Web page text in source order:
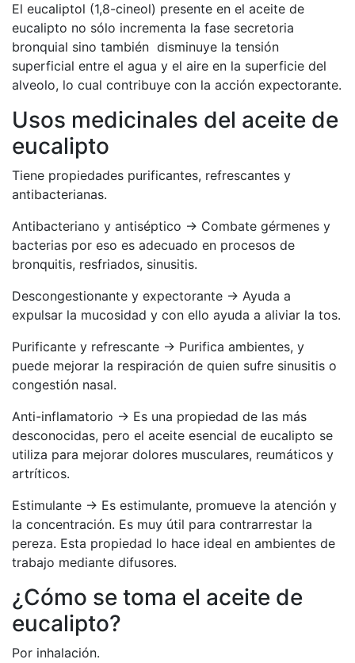
El eucaliptol (1,8-cineol) presente en el aceite de
eucalipto no sólo incrementa la fase secretoria
bronquial sino también disminuye la tensión
superficial entre el agua y el aire en la superficie del
alveolo, lo cual contribuye con la acción expectorante.
Usos medicinales del aceite de
eucalipto
Tiene propiedades purificantes, refrescantes y
antibacterianas.
Antibacteriano y antiséptico -> Combate gérmenes y
bacterias por eso es adecuado en procesos de
bronquitis, resfriados, sinusitis.
Descongestionante y expectorante -> Ayuda a
expulsar la mucosidad y con ello ayuda a aliviar la tos.
Purificante y refrescante -> Purifica ambientes, y
puede mejorar la respiración de quien sufre sinusitis o
congestión nasal.
Anti-inflamatorio -> Es una propiedad de las más
desconocidas, pero el aceite esencial de eucalipto se
utiliza para mejorar dolores musculares, reumáticos y
artríticos.
Estimulante -> Es estimulante, promueve la atención y
la concentración. Es muy útil para contrarrestar la
pereza. Esta propiedad lo hace ideal en ambientes de
trabajo mediante difusores.
¿Cómo se toma el aceite de
eucalipto?
Por inhalación.